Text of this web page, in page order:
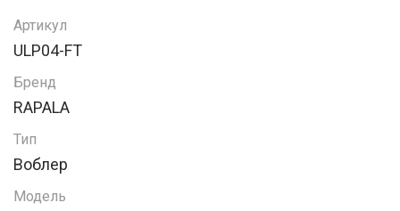
Артикул
ULP04-FT
Бренд
RAPALA
Тип
Воблер
Модель